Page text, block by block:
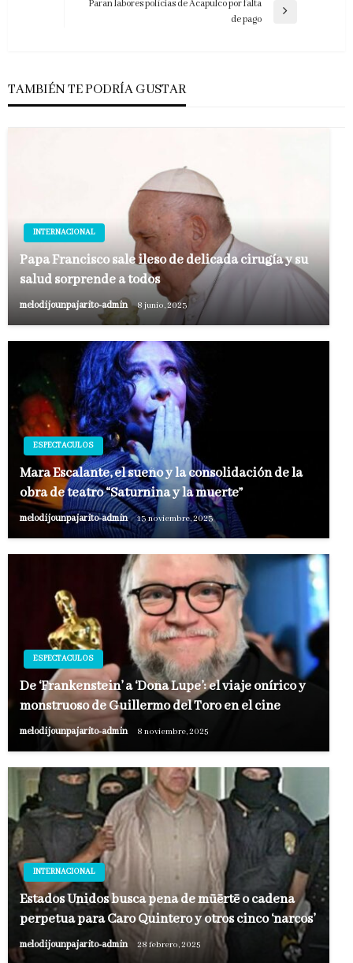
Paran labores policías de Acapulco por falta
de pago
TAMBIÉN TE PODRÍA GUSTAR
INTERNACIONAL
Papa Francisco sale ileso de delicada cirugía y su
salud sorprende a todos
melodijounpajarito-admin 8 junio, 2023
ESPECTACULOS
Mara Escalante, el sueño y la consolidación de la
obra de teatro “Saturnina y la muerte”
melodijounpajarito-admin 13 noviembre, 2023
ESPECTACULOS
De ‘Frankenstein’ a ‘Doña Lupe’: el viaje onírico y
monstruoso de Guillermo del Toro en el cine
melodijounpajarito-admin 8 noviembre, 2025
INTERNACIONAL
Estados Unidos busca pena de mūērtē o cadena
perpetua para Caro Quintero y otros cinco ‘narcos’
melodijounpajarito-admin 28 febrero, 2025